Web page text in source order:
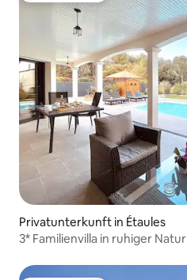
Privatunterkunft in Étaules
3* Familienvilla in ruhiger Natur